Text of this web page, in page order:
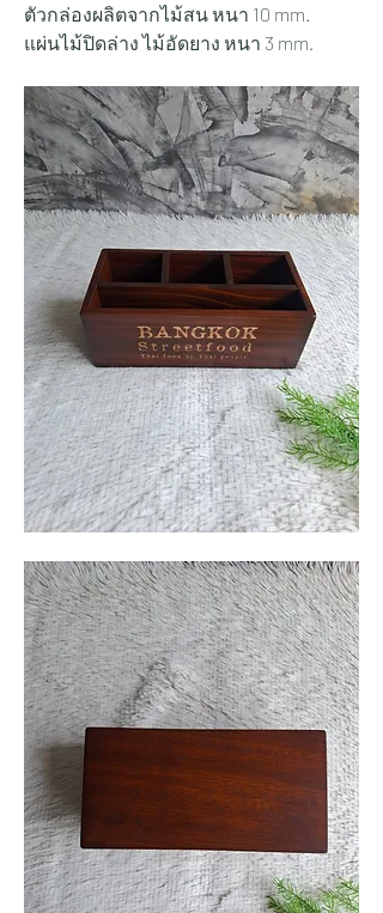
ตัวกล่องผลิตจากไม้สน หนา 10 mm.
แผ่นไม้ปิดล่าง ไม้อัดยาง หนา 3 mm.